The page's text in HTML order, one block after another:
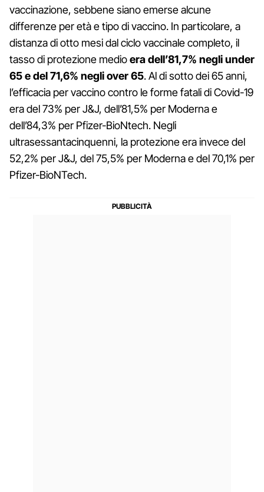
vaccinazione, sebbene siano emerse alcune
differenze per età e tipo di vaccino. In particolare, a
distanza di otto mesi dal ciclo vaccinale completo, il
tasso di protezione medioera dell’81,7% negli under
65 e del 71,6% negli over 65. Al di sotto dei 65 anni,
l’efficacia per vaccino contro le forme fatali di Covid-19
era del 73% per J&J, dell’81,5% per Moderna e
dell’84,3% per Pfizer-BioNtech. Negli
ultrasessantacinquenni, la protezione era invece del
52,2% per J&J, del 75,5% per Moderna e del 70,1% per
Pfizer-BioNTech.